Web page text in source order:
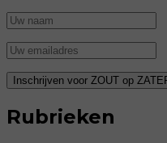
Rubrieken